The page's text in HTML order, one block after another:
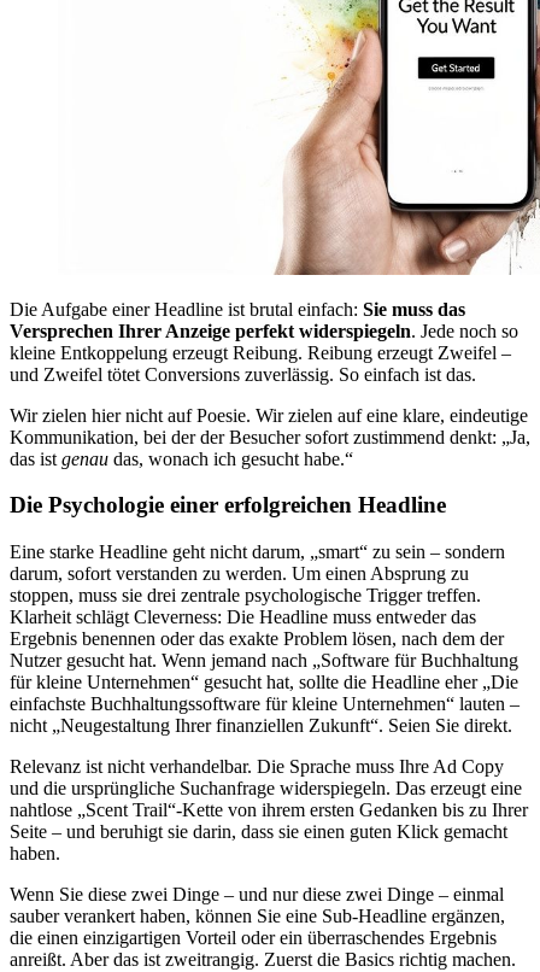
Die Aufgabe einer Headline ist brutal einfach: Sie muss das
Versprechen Ihrer Anzeige perfekt widerspiegeln. Jede noch so
kleine Entkoppelung erzeugt Reibung. Reibung erzeugt Zweifel –
und Zweifel tötet Conversions zuverlässig. So einfach ist das.
Wir zielen hier nicht auf Poesie. Wir zielen auf eine klare, eindeutige
Kommunikation, bei der der Besucher sofort zustimmend denkt: „Ja,
das ist genau das, wonach ich gesucht habe.“
Die Psychologie einer erfolgreichen Headline
Eine starke Headline geht nicht darum, „smart“ zu sein – sondern
darum, sofort verstanden zu werden. Um einen Absprung zu
stoppen, muss sie drei zentrale psychologische Trigger treffen.
Klarheit schlägt Cleverness: Die Headline muss entweder das
Ergebnis benennen oder das exakte Problem lösen, nach dem der
Nutzer gesucht hat. Wenn jemand nach „Software für Buchhaltung
für kleine Unternehmen“ gesucht hat, sollte die Headline eher „Die
einfachste Buchhaltungssoftware für kleine Unternehmen“ lauten –
nicht „Neugestaltung Ihrer finanziellen Zukunft“. Seien Sie direkt.
Relevanz ist nicht verhandelbar. Die Sprache muss Ihre Ad Copy
und die ursprüngliche Suchanfrage widerspiegeln. Das erzeugt eine
nahtlose „Scent Trail“-Kette von ihrem ersten Gedanken bis zu Ihrer
Seite – und beruhigt sie darin, dass sie einen guten Klick gemacht
haben.
Wenn Sie diese zwei Dinge – und nur diese zwei Dinge – einmal
sauber verankert haben, können Sie eine Sub-Headline ergänzen,
die einen einzigartigen Vorteil oder ein überraschendes Ergebnis
anreißt. Aber das ist zweitrangig. Zuerst die Basics richtig machen.